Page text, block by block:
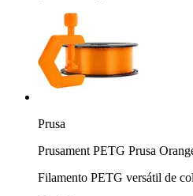
Prusa
Prusament PETG Prusa
Filamento PETG versátil de